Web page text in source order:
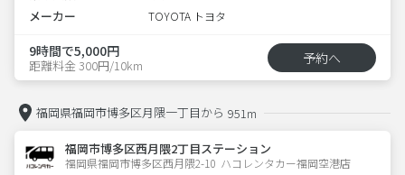
メーカー TOYOTA トヨタ
9時間で5,000円
距離料金 300円/10km 予約へ
福岡県福岡市博多区月隈一丁目から 951m
福岡市博多区西月隈2丁目ステーション
福岡県福岡市博多区西月隈2-10  ハコレンタカー福岡空港店